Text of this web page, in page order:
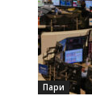
Пари